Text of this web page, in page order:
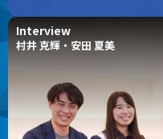
Interview
村井 克輝・安田 夏美